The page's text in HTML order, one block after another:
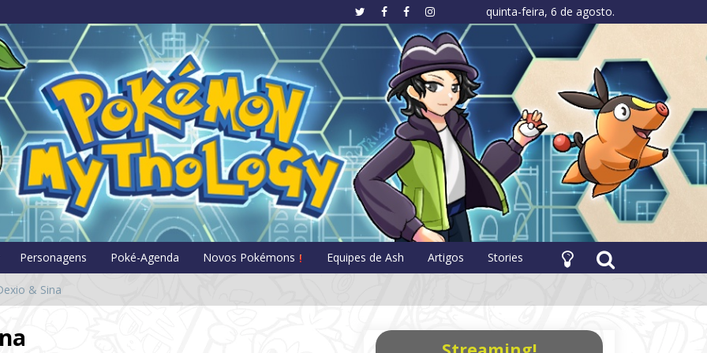
quinta-feira, 6 de agosto.
Pokémon Mythology
Personagens Poké-Agenda Novos Pokémons Equipes de Ash Artigos Stories
& Sina